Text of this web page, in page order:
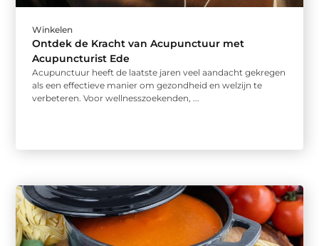
Winkelen
Ontdek de Kracht van Acupunctuur met
Acupuncturist Ede
Acupunctuur heeft de laatste jaren veel aandacht gekregen
als een effectieve manier om gezondheid en welzijn te
verbeteren. Voor wellnesszoekenden, ...